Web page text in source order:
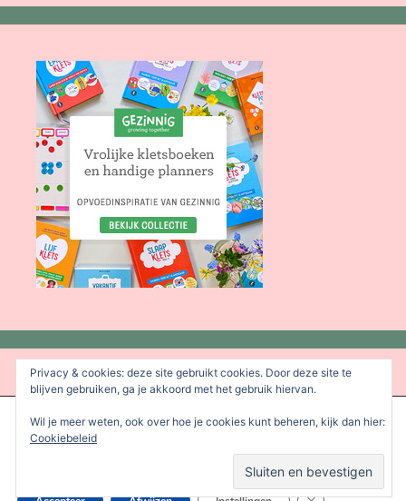
We gebruiken cookies om je de beste ervaring op onze site te
bieden.
Je kunt meer informatie vinden over welke cookies we gebruiken
Sluit AVG/
Privacy & cookies: deze site gebruikt cookies. Door deze site te
blijven gebruiken, ga je akkoord met het gebruik hiervan.
Wil je meer weten, ook over hoe je cookies kunt beheren, kijk dan hier:
Cookiebeleid